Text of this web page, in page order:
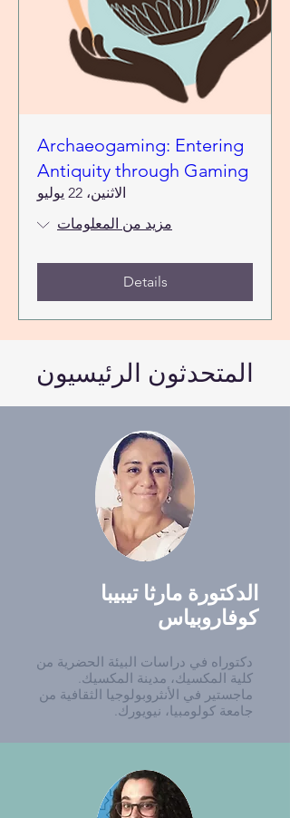
Archaeogaming: Entering
Antiquity through Gaming
الاثنين، 22 يوليو
مزيد من المعلومات
Details
المتحدثون الرئيسيون
الدكتورة مارثا تيبيبا
كوفاروبياس
دكتوراه في دراسات البيئة الحضرية من
كلية المكسيك، مدينة المكسيك.
ماجستير في الأنثروبولوجيا الثقافية من
جامعة كولومبيا، نيويورك.